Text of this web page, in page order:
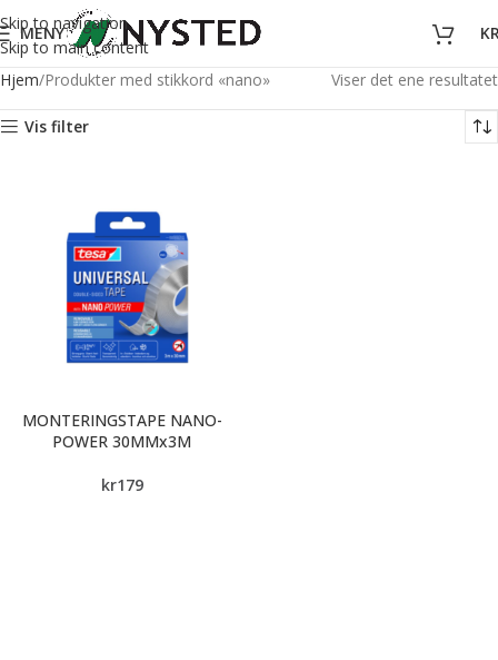
Skip to navigation
Skip to main content
MENY
Hjem Produkter med stikkord «nano» Viser det ene resultatet
Vis filter
MONTERINGSTAPE NANO-
POWER 30MMx3M
kr179